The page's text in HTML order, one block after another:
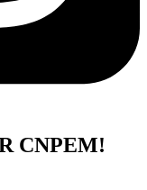
CNPEM!